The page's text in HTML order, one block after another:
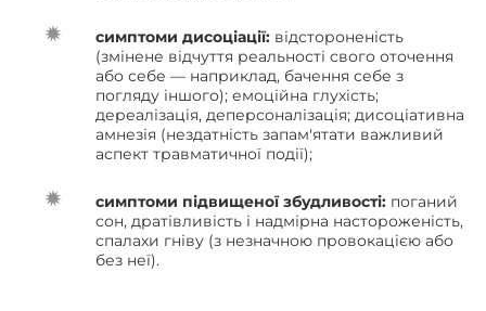
симптоми дисоціації: відстороненість
(змінене відчуття реальності свого оточення
або себе — наприклад, бачення себе з
погляду іншого); емоційна глухість;
дереалізація, деперсоналізація; дисоціативна
амнезія (нездатність запам'ятати важливий
аспект травматичної події);
симптоми підвищеної збудливості: поганий
сон, дратівливість і надмірна настороженість,
спалахи гніву (з незначною провокацією або
без неї).